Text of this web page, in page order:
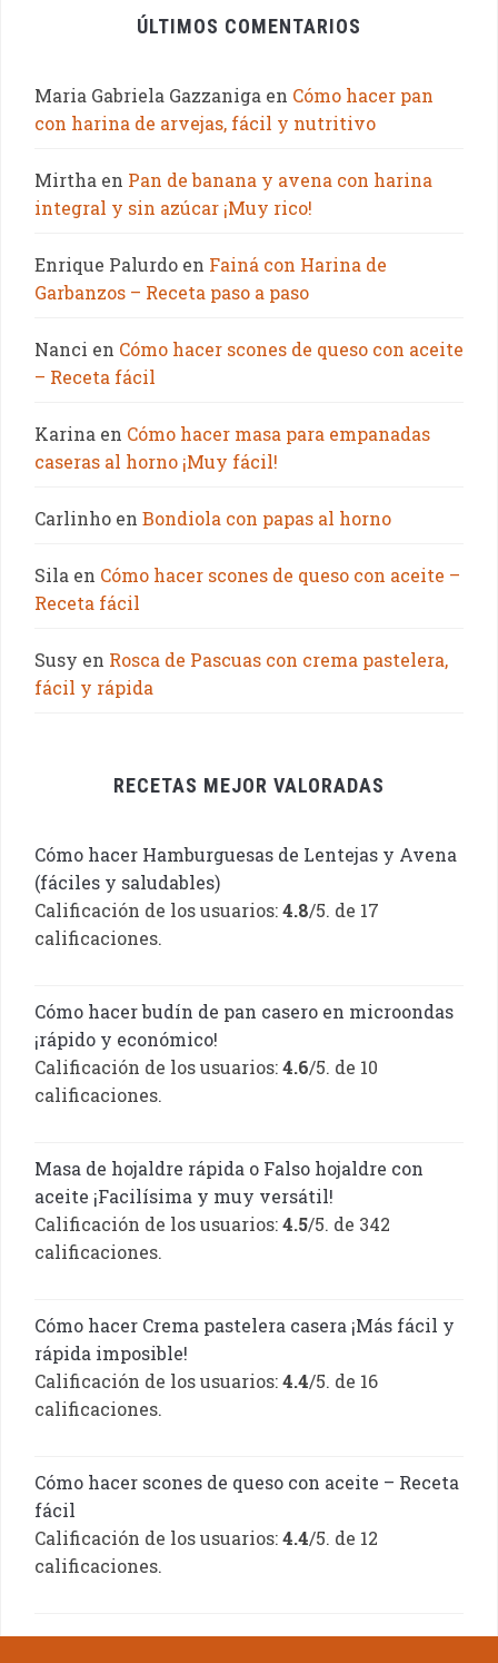
ÚLTIMOS COMENTARIOS
Maria Gabriela Gazzaniga en Cómo hacer pan
con harina de arvejas, fácil y nutritivo
Mirtha en Pan de banana y avena con harina
integral y sin azúcar ¡Muy rico!
Enrique Palurdo en Fainá con Harina de
Garbanzos – Receta paso a paso
Nanci en Cómo hacer scones de queso con aceite
– Receta fácil
Karina en Cómo hacer masa para empanadas
caseras al horno ¡Muy fácil!
Carlinho en Bondiola con papas al horno
Sila en Cómo hacer scones de queso con aceite –
Receta fácil
Susy en Rosca de Pascuas con crema pastelera,
fácil y rápida
RECETAS MEJOR VALORADAS
Cómo hacer Hamburguesas de Lentejas y Avena
(fáciles y saludables)
Calificación de los usuarios:4.8/5. de 17
calificaciones.
Cómo hacer budín de pan casero en microondas
¡rápido y económico!
Calificación de los usuarios:4.6/5. de 10
calificaciones.
Masa de hojaldre rápida o Falso hojaldre con
aceite ¡Facilísima y muy versátil!
Calificación de los usuarios:4.5/5. de 342
calificaciones.
Cómo hacer Crema pastelera casera ¡Más fácil y
rápida imposible!
Calificación de los usuarios:4.4/5. de 16
calificaciones.
Cómo hacer scones de queso con aceite – Receta
fácil
Calificación de los usuarios:4.4/5. de 12
calificaciones.